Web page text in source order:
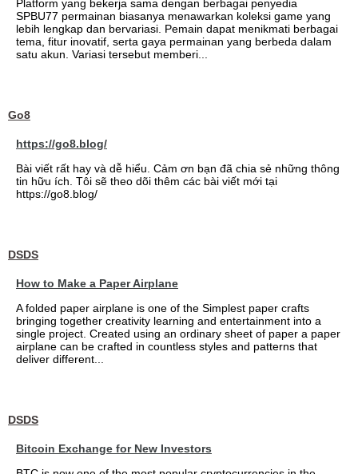
Platform yang bekerja sama dengan berbagai penyedia
SPBU77 permainan biasanya menawarkan koleksi game yang
lebih lengkap dan bervariasi. Pemain dapat menikmati berbagai
tema, fitur inovatif, serta gaya permainan yang berbeda dalam
satu akun. Variasi tersebut memberi...
Go8
https://go8.blog/
Bài viết rất hay và dễ hiểu. Cảm ơn bạn đã chia sẻ những thông
tin hữu ích. Tôi sẽ theo dõi thêm các bài viết mới tại
https://go8.blog/
DSDS
How to Make a Paper Airplane
A folded paper airplane is one of the Simplest paper crafts
bringing together creativity learning and entertainment into a
single project. Created using an ordinary sheet of paper a paper
airplane can be crafted in countless styles and patterns that
deliver different...
DSDS
Bitcoin Exchange for New Investors